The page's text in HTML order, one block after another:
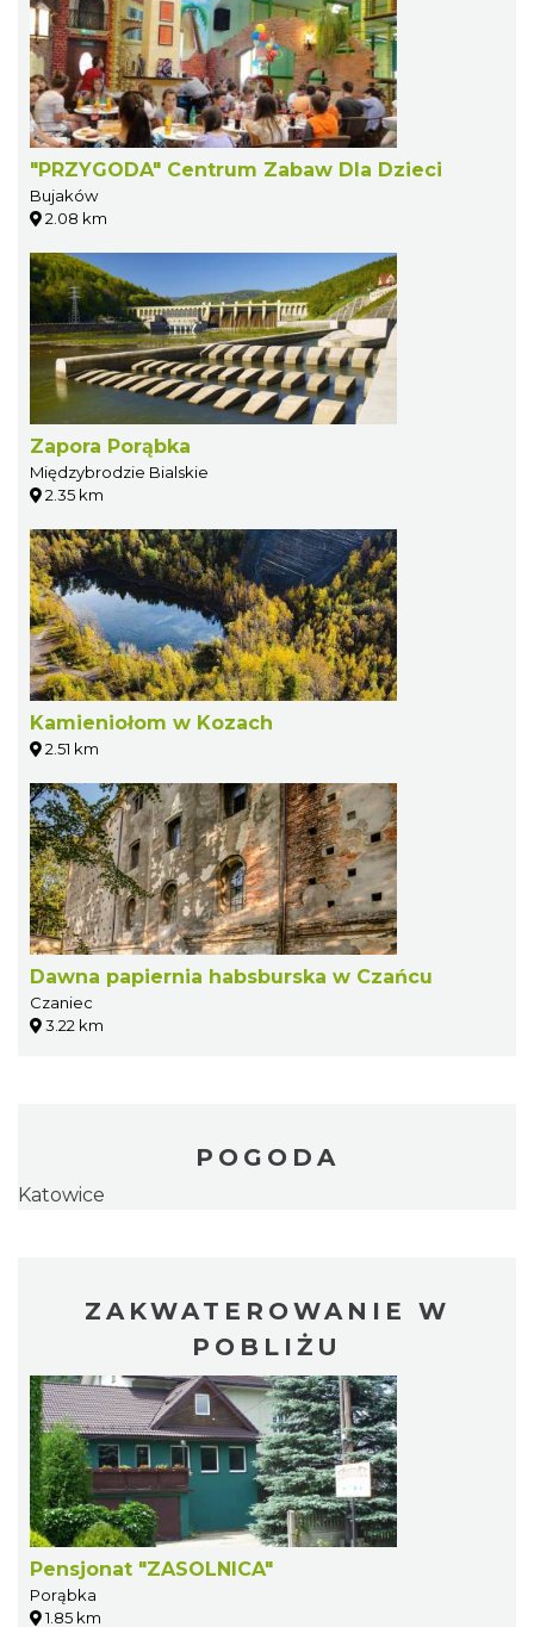
"PRZYGODA" Centrum Zabaw Dla Dzieci
Bujaków
2.08 km
Zapora Porąbka
Międzybrodzie Bialskie
2.35 km
Kamieniołom w Kozach
2.51 km
Dawna papiernia habsburska w Czańcu
Czaniec
3.22 km
POGODA
Katowice
ZAKWATEROWANIE W
POBLIŻU
Pensjonat "ZASOLNICA"
Porąbka
1.85 km